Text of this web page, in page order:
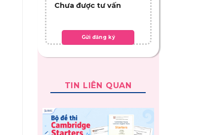
Chưa được tư vấn
TIN LIÊN QUAN